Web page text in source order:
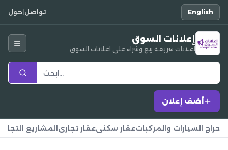
تواصل حول English
إعلانات السوق
اعلانات سريعة بيع وشراء على اعلانات السوق
أضف إعلان
حراج السيارات والمركباتعقار سكنيعقار تجاري المشاريع